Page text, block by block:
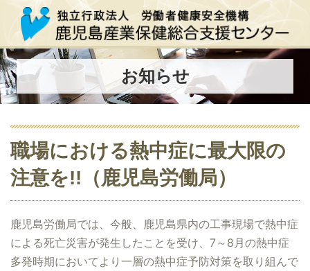
お知らせ
職場における熱中症に最大限の
注意を!!（鹿児島労働局）
鹿児島労働局では、今般、鹿児島県内の工事現場で熱中症
による死亡災害が発生したことを受け、7～8月の熱中症
多発時期においてより一層の熱中症予防対策を取り組んで